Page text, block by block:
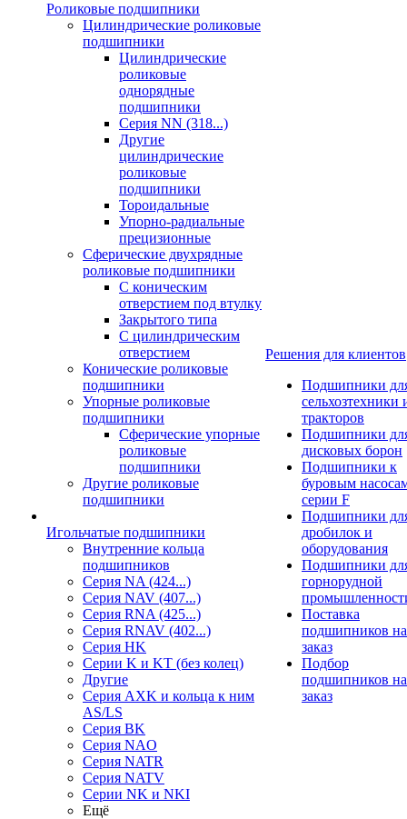
Роликовые подшипники
Цилиндрические роликовые
подшипники
Цилиндрические
роликовые
однорядные
подшипники
Серия NN (318...)
Другие
цилиндрические
роликовые
подшипники
Тороидальные
Упорно-радиальные
прецизионные
Сферические двухрядные
роликовые подшипники
С коническим
отверстием под втулку
Закрытого типа
С цилиндрическим
отверстием
Конические роликовые
подшипники
Упорные роликовые
подшипники
Сферические упорные
роликовые
подшипники
Другие роликовые
подшипники
Игольчатые подшипники
Внутренние кольца
подшипников
Серия NA (424...)
Серия NAV (407...)
Серия RNA (425...)
Серия RNAV (402...)
Серия HK
Серии K и KT (без колец)
Другие
Серия AXK и кольца к ним
AS/LS
Серия BK
Серия NAO
Серия NATR
Серия NATV
Серии NK и NKI
Ещё
Решения для клиентов
Подшипники
сельхозтехники
тракторов
Подшипники
дисковых борон
Подшипники к
буровым
серии F
Подшипники
дробилок и
оборудования
Подшипники
горнорудной
Поставка
подшипников на
заказ
Подбор
подшипников на
заказ